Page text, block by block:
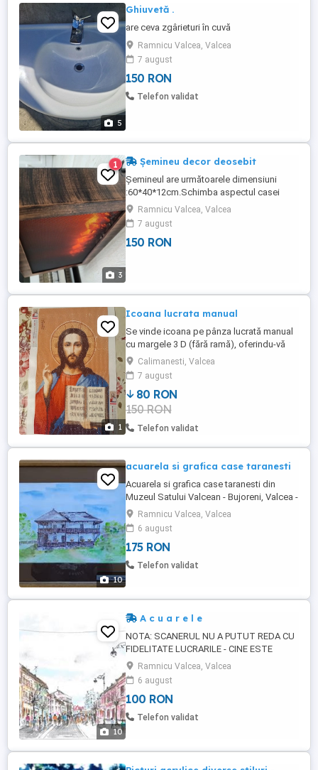
5
Ghiuvetă .
are ceva zgârieturi în cuvă
Ramnicu Valcea, Valcea
7 august
150 RON
Telefon validat
3
1 Șemineu decor deosebit
Șemineul are următoarele dimensiuni
:60*40*12cm.Schimba aspectul casei
atunci când este pornit, este silențios,
este alimentat cu cablu de telefon.
Ramnicu Valcea, Valcea
7 august
150 RON
1
Icoana lucrata manual
Se vinde icoana pe pânza lucrată manual
cu margele 3 D (fără ramă), oferindu-vă
posibilitatea de a alege o ramă care să se
potrivească perfect cu decorul
dumneavoastră.
Calimanesti, Valcea
7 august
80 RON
150 RON
Telefon validat
10
acuarela si grafica case taranesti
Acuarela si grafica case taranesti din
Muzeul Satului Valcean - Bujoreni, Valcea -
lucrarile fac parte din expozitia personala
2020 - lucrarile sunt perechi, adica fiecare
obiectiv este in acuarela si penita (grafica)
pe hartie speciala galben/portocaliu -
dimensiuni 42x30 pentru majoritatea
Ramnicu Valcea, Valcea
6 august
175 RON
Telefon validat
10
A c u a r e l e
NOTA: SCANERUL NU A PUTUT REDA CU
FIDELITATE LUCRARILE - CINE ESTE
INTERESAT TREBUIE SA VADA
ORIGINALELE !! CHIAR MERITA 1. Peisaj
Sibiu centru acuarela 210x296 hartie
300gmp bumbac 100% cu rama cu
passpartout Atmosphera 300x400 -
Ramnicu Valcea, Valcea
6 august
100 RON
Telefon validat